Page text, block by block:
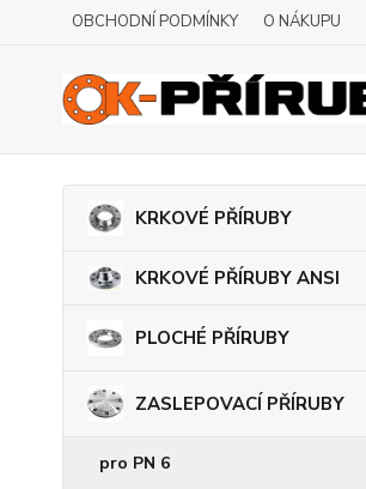
OBCHODNÍ PODMÍNKY O NÁKUPU
KRKOVÉ PŘÍRUBY
KRKOVÉ PŘÍRUBY ANSI
PLOCHÉ PŘÍRUBY
ZASLEPOVACÍ PŘÍRUBY
pro PN 6